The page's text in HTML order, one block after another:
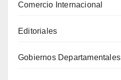
Comercio Internacional
Editoriales
Gobiernos Departamentales